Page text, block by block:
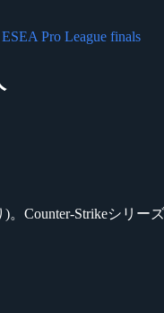
Pro League finals
)。Counter-Strikeシリ